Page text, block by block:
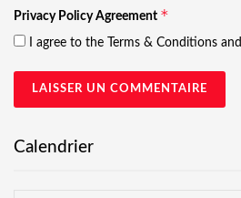
Privacy Policy Agreement *
I agree to the Terms & Conditions and
Calendrier